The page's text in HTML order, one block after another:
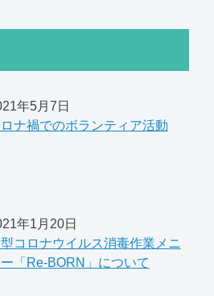
年5月7日
ナ禍でのボランティア活動
年1月20日
コロナウイルス消毒作業メニ
ー「Re-BORN」について